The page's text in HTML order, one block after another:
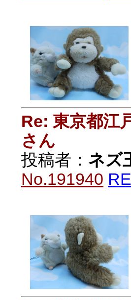
Re: 東京都江
さん
投稿者： ネズ
No.191940